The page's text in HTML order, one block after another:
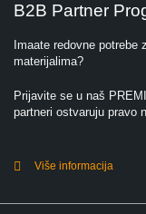
B2B Partner
Imaate redovne potrebe
materijalima?
Prijavite se u naš
partneri ostvaruju pravo
Više informacija